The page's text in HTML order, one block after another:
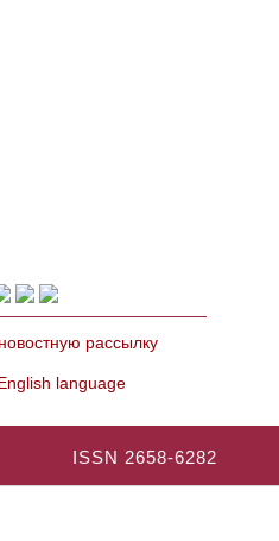
рассылку
language
ISSN 2658-6282